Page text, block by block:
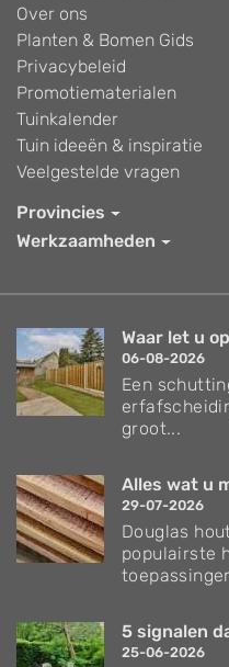
Over ons
Planten & Bomen Gids
Privacybeleid
Promotiematerialen
Tuinkalender
Tuin ideeën & inspiratie
Veelgestelde vragen
Provincies
Werkzaamheden
Waar let u
06-08-2026
Een
groot...
Alles wat u
29-07-2026
Douglas
populairste
5 signalen
25-06-2026